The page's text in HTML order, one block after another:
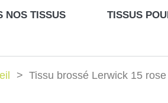
NOS TISSUS TISSUS
Tissu brossé Lerwick 15